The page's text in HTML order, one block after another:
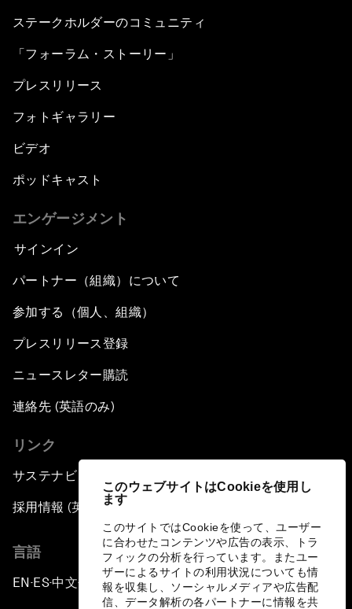
このウェブサイトはCookieを使用し
ます
このサイトではCookieを使って、ユーザー
に合わせたコンテンツや広告の表示、トラ
フィックの分析を行っています。またユー
ザーによるサイトの利用状況についても情
報を収集し、ソーシャルメディアや広告配
信、データ解析の各パートナーに情報を共
ステークホルダーのコミュニティ
「フォーラム・ストーリー」
プレスリリース
フォトギャラリー
ビデオ
ポッドキャスト
エンゲージメント
サインイン
パートナー（組織）について
参加する（個人、組織）
プレスリリース登録
ニュースレター購読
連絡先 (英語のみ)
リンク
サステナビリティへの取り組み
採用情報 (英語のみ)
言語
EN ▪ES▪中文▪ 日本語